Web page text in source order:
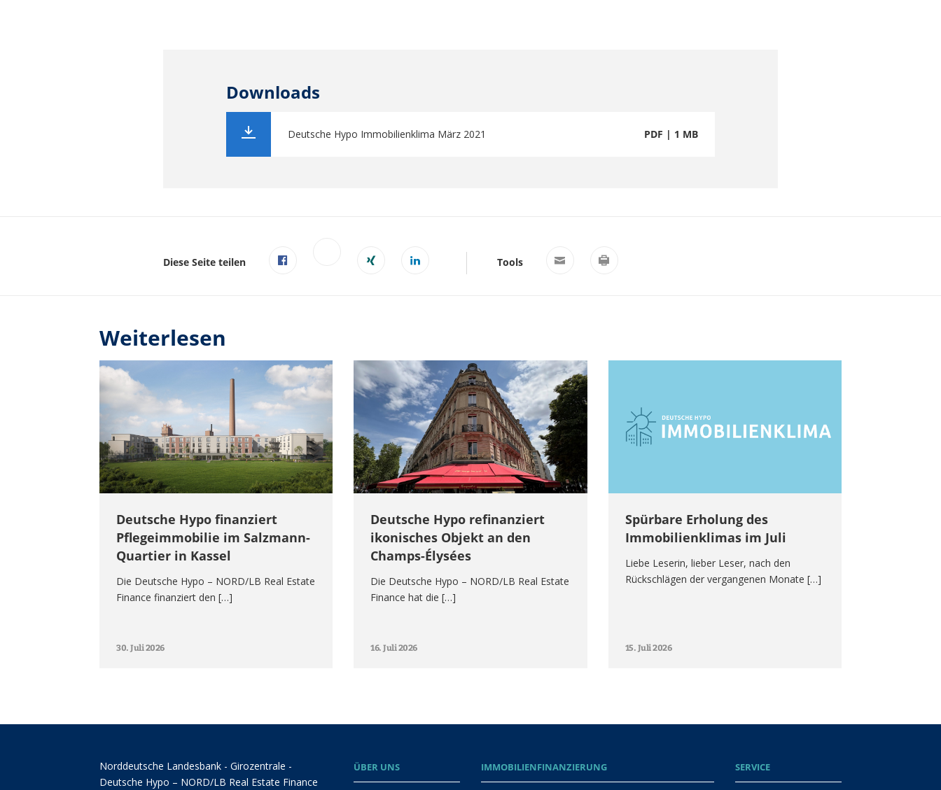
Downloads
Deutsche Hypo Immobilienklima März 2021 PDF | 1 MB
Diese Seite teilen Tools
Weiterlesen
Deutsche Hypo finanziert
Pflegeimmobilie im Salzmann-
Quartier in Kassel
Die Deutsche Hypo – NORD/LB Real Estate
Finance finanziert den […]
30. Juli 2026
Deutsche Hypo refinanziert
ikonisches Objekt an den
Champs-Élysées
Die Deutsche Hypo – NORD/LB Real Estate
Finance hat die […]
16. Juli 2026
Spürbare Erholung des
Immobilienklimas im Juli
Liebe Leserin, lieber Leser, nach den
Rückschlägen der vergangenen Monate […]
15. Juli 2026
Norddeutsche Landesbank - Girozentrale -
Deutsche Hypo – NORD/LB Real Estate Finance
ÜBER UNS IMMOBILIENFINANZIERUNG SERVICE